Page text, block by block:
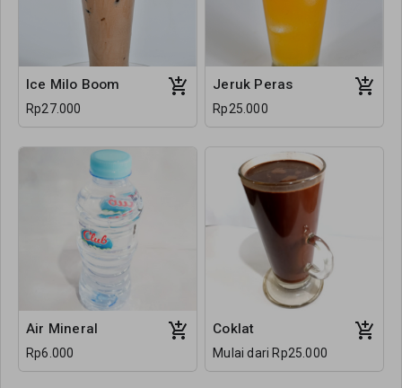
Ice Milo Boom
Rp27.000
Jeruk Peras
Rp25.000
Air Mineral
Rp6.000
Coklat
Mulai dari Rp25.000